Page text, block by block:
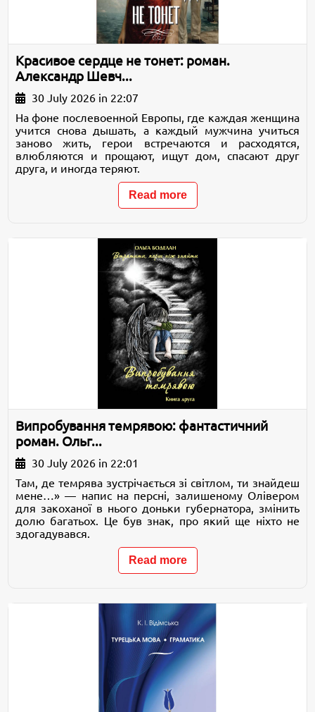
Красивое сердце не тонет: роман.
Александр Шевч...
30 July 2026 in 22:07
На фоне послевоенной Европы, где каждая женщина
учится снова дышать, а каждый мужчина учиться
заново жить, герои встречаются и расходятся,
влюбляются и прощают, ищут дом, спасают друг
друга, и иногда теряют.
Read more
Випробування темрявою: фантастичний
роман. Ольг...
30 July 2026 in 22:01
Там, де темрява зустрічається зі світлом, ти знайдеш
мене…» — напис на персні, залишеному Олівером
для закоханої в нього доньки губернатора, змінить
долю багатьох. Це був знак, про який ще ніхто не
здогадувався.
Read more